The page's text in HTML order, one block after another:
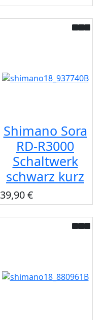
Shimano Sora
RD-R3000
Schaltwerk
schwarz kurz
39,90 €